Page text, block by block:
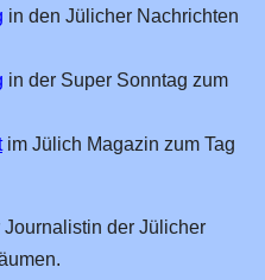
in den Jülicher Nachrichten
in der Super Sonntag zum
im Jülich Magazin zum Tag
Journalistin der Jülicher